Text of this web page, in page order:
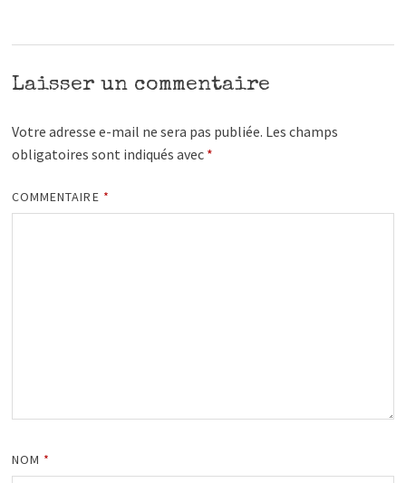
Laisser un commentaire
Votre adresse e-mail ne sera pas publiée. Les champs
obligatoires sont indiqués avec *
COMMENTAIRE *
NOM *